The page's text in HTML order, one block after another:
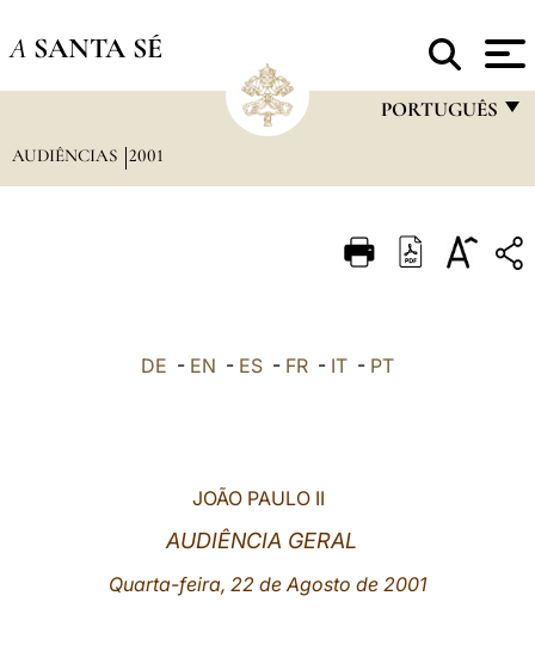
A SANTA SÉ
PORTUGUÊS
ITALIANO
LATINE
AUDIÊNCIAS 2001
DE - EN - ES - FR - IT - PT
JOÃO PAULO II
AUDIÊNCIA GERAL
Quarta-feira, 22 de Agosto de 2001